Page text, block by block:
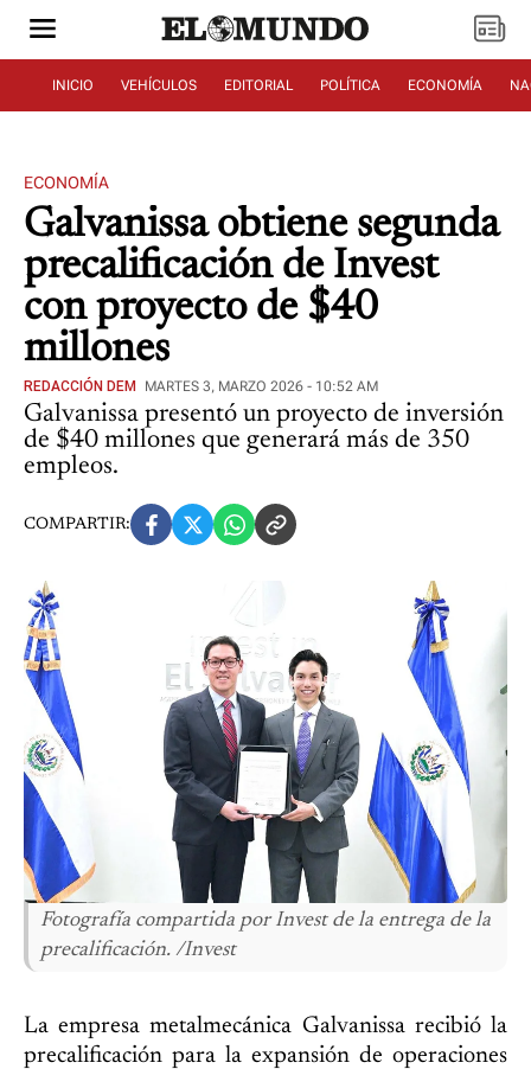
INICIO VEHÍCULOS EDITORIAL POLÍTICA ECONOMÍA
ECONOMÍA
Galvanissa obtiene segunda
precalificación de Invest
con proyecto de $40
millones
REDACCIÓN DEM MARTES 3, MARZO 2026 - 10:52 AM
Galvanissa presentó un proyecto de inversión
de $40 millones que generará más de 350
empleos.
COMPARTIR:
Fotografía compartida por Invest de la entrega de la
precalificación. /Invest
La empresa metalmecánica Galvanissa recibió la
precalificación para la expansión de operaciones